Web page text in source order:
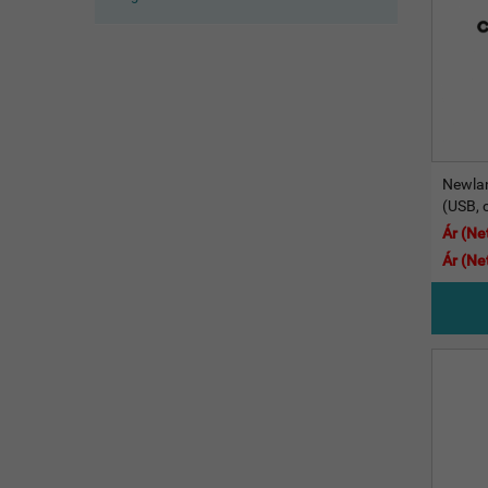
(USB,
Ár
Ár